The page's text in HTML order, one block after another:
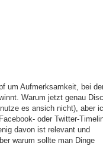
um Aufmerksamkeit, bei
Warum jetzt genau
es ansich nicht), aber
oder Twitter-
davon ist relevant und
warum sollte man Dinge